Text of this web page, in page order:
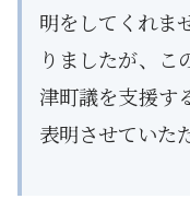
明をしてくれま
りましたが、こ
津町議を支援す
表明させていた